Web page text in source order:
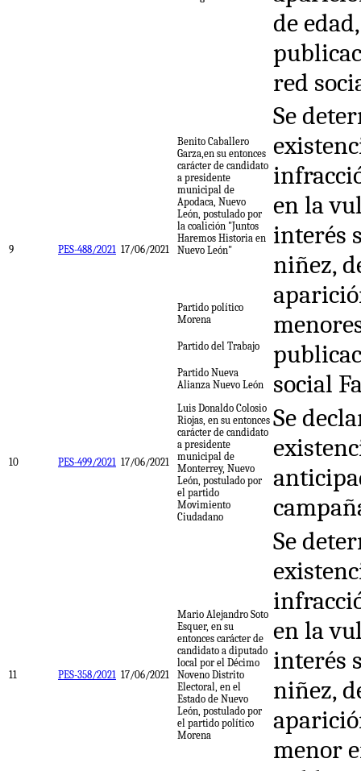
de
red
9 PES-488/2021 17/06/2021
Benito Caballero
Garza,en su entonces
carácter de candidato
a presidente
municipal de
Apodaca, Nuevo
León, postulado por
la coalición "Juntos
Haremos Historia en
Nuevo León"
Se
en la
interés
niñez,
social
Partido político
Morena
Partido del Trabajo
Partido Nueva
Alianza Nuevo León
10 PES-499/2021 17/06/2021
Luis Donaldo Colosio
Riojas, en su entonces
carácter de candidato
a presidente
municipal de
Monterrey, Nuevo
León, postulado por
el partido
Movimiento
Ciudadano
Se
11 PES-358/2021 17/06/2021
Mario Alejandro Soto
Esquer, en su
entonces carácter de
candidato a diputado
local por el Décimo
Noveno Distrito
Electoral, en el
Estado de Nuevo
León, postulado por
el partido político
Morena
Se
en la
interés
niñez,
menor